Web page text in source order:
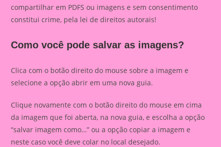
compartilhar em PDFS ou imagens e sem consentimento
constitui crime, pela lei de direitos autorais!
Como você pode salvar as imagens?
Clica com o botão direito do mouse sobre a imagem e
selecione a opção abrir em uma nova guia.
Clique novamente com o botão direito do mouse em cima
da imagem que foi aberta, na nova guia, e escolha a opção
“salvar imagem como…” ou a opção copiar a imagem e
neste caso você deve colar no local desejado.